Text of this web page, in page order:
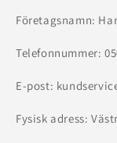
Företagsnamn:
Telefonnummer:
E-post:
Fysisk adress: